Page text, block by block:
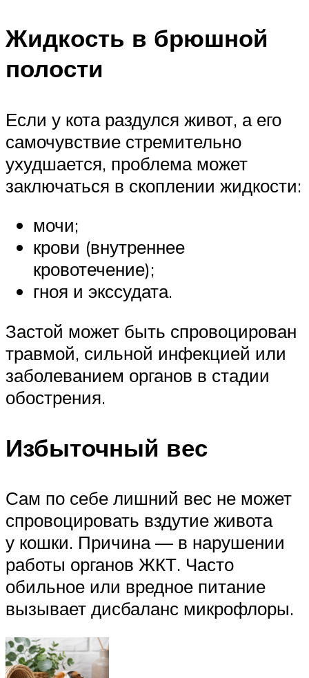
Жидкость в брюшной
полости
Если у кота раздулся живот, а его
самочувствие стремительно
ухудшается, проблема может
заключаться в скоплении жидкости:
мочи;
крови (внутреннее
кровотечение);
гноя и экссудата.
Застой может быть спровоцирован
травмой, сильной инфекцией или
заболеванием органов в стадии
обострения.
Избыточный вес
Сам по себе лишний вес не может
спровоцировать вздутие живота
у кошки. Причина — в нарушении
работы органов ЖКТ. Часто
обильное или вредное питание
вызывает дисбаланс микрофлоры.